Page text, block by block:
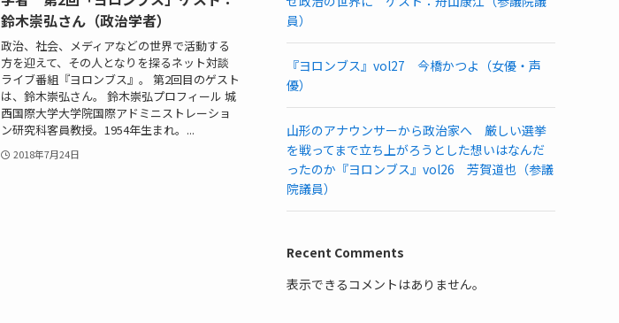
鈴木崇弘さん（政治学者）
政治、社会、メディアなどの世界で活動する
方を迎えて、その人となりを探るネット対談
ライブ番組『ヨロンブス』。 第2回目のゲスト
は、鈴木崇弘さん。 鈴木崇弘プロフィール 城
西国際大学大学院国際アドミニストレーショ
ン研究科客員教授。1954年生まれ。...
2018年7月24日
員）
『ヨロンブス』vol27 今橋かつよ（女優・声
優）
山形のアナウンサーから政治家へ 厳しい選挙
を戦ってまで立ち上がろうとした想いはなんだ
ったのか『ヨロンブス』vol26 芳賀道也（参議
院議員）
Recent Comments
表示できるコメントはありません。